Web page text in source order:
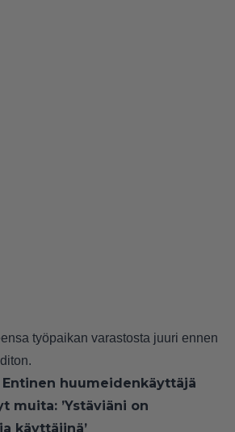
työpaikan varastosta juuri ennen
Entinen huumeidenkäyttäjä
muita: ’Ystäviäni on
käyttäjinä’